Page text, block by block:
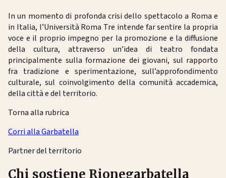
In un momento di profonda crisi dello spettacolo a Roma e
in Italia, l’Università Roma Tre intende far sentire la propria
voce e il proprio impegno per la promozione e la diffusione
della cultura, attraverso un’idea di teatro fondata
principalmente sulla formazione dei giovani, sul rapporto
fra tradizione e sperimentazione, sull’approfondimento
culturale, sul coinvolgimento della comunità accademica,
della città e del territorio.
Torna alla rubrica
Corri alla Garbatella
Partner del territorio
Chi sostiene Rionegarbatella